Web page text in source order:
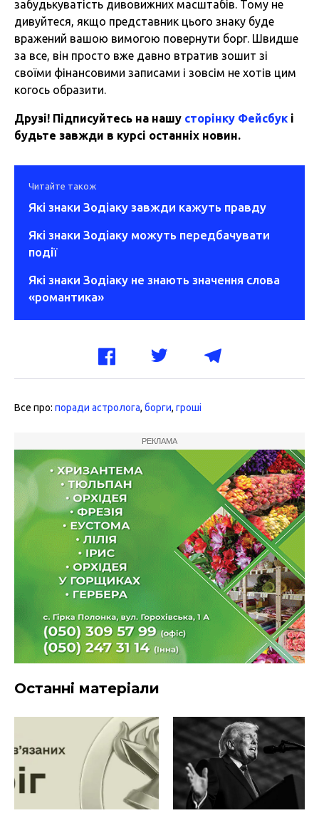
забудькуватість дивовижних масштабів. Тому не
дивуйтеся, якщо представник цього знаку буде
вражений вашою вимогою повернути борг. Швидше
за все, він просто вже давно втратив зошит зі
своїми фінансовими записами і зовсім не хотів цим
когось образити.
Друзі! Підписуйтесь на нашу сторінку Фейсбук і
будьте завжди в курсі останніх новин.
Читайте також
Які знаки Зодіаку завжди кажуть правду
Які знаки Зодіаку можуть передбачувати
події
Які знаки Зодіаку не знають значення слова
«романтика»
Все про: поради астролога, борги, гроші
РЕКЛАМА
Останні матеріали